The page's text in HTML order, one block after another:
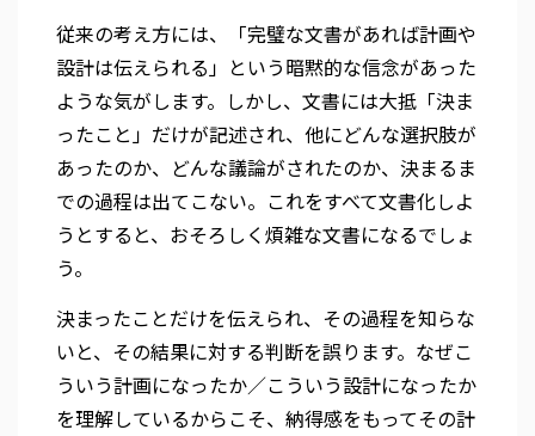
従来の考え方には、「完璧な文書があれば計画や
設計は伝えられる」という暗黙的な信念があった
ような気がします。しかし、文書には大抵「決ま
ったこと」だけが記述され、他にどんな選択肢が
あったのか、どんな議論がされたのか、決まるま
での過程は出てこない。これをすべて文書化しよ
うとすると、おそろしく煩雑な文書になるでしょ
う。
決まったことだけを伝えられ、その過程を知らな
いと、その結果に対する判断を誤ります。なぜこ
ういう計画になったか／こういう設計になったか
を理解しているからこそ、納得感をもってその計